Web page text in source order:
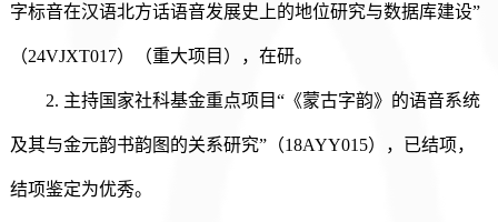
字标音在汉语北方话语音发展史上的地位研究与数据库建设”
（24VJXT017） （重大项目） ， 在研。
2. 主持国家社科基金重点项目“《蒙古字韵》的语音系统
及其与金元韵书韵图的关系研究”（18AYY015），已结项，
结项鉴定为优秀。